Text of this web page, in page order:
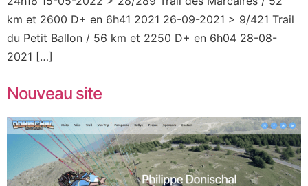
km et 2600 D+ en 6h41 2021 26-09-2021 > 9/421 Trail
du Petit Ballon / 56 km et 2250 D+ en 6h04 28-08-
2021 […]
Nouveau site